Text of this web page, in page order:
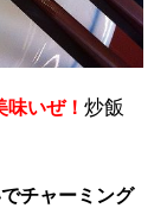
いぜ！ 炒飯
チャーミング